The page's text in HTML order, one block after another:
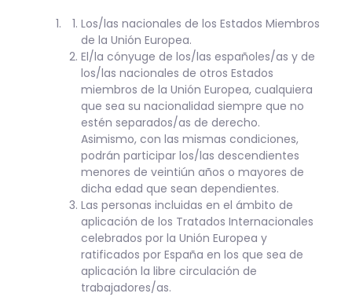
Los/las nacionales de los Estados Miembros
de la Unión Europea.
El/la cónyuge de los/las españoles/as y de
los/las nacionales de otros Estados
miembros de la Unión Europea, cualquiera
que sea su nacionalidad siempre que no
estén separados/as de derecho.
Asimismo, con las mismas condiciones,
podrán participar los/las descendientes
menores de veintiún años o mayores de
dicha edad que sean dependientes.
Las personas incluidas en el ámbito de
aplicación de los Tratados Internacionales
celebrados por la Unión Europea y
ratificados por España en los que sea de
aplicación la libre circulación de
trabajadores/as.